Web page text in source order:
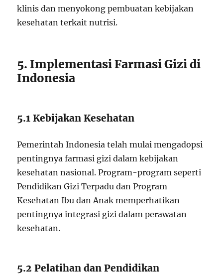
klinis dan menyokong pembuatan kebijakan
kesehatan terkait nutrisi.
5. Implementasi Farmasi Gizi di
Indonesia
5.1 Kebijakan Kesehatan
Pemerintah Indonesia telah mulai mengadopsi
pentingnya farmasi gizi dalam kebijakan
kesehatan nasional. Program-program seperti
Pendidikan Gizi Terpadu dan Program
Kesehatan Ibu dan Anak memperhatikan
pentingnya integrasi gizi dalam perawatan
kesehatan.
5.2 Pelatihan dan Pendidikan